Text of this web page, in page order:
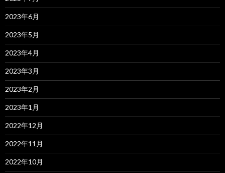
2023年6月
2023年5月
2023年4月
2023年3月
2023年2月
2023年1月
2022年12月
2022年11月
2022年10月